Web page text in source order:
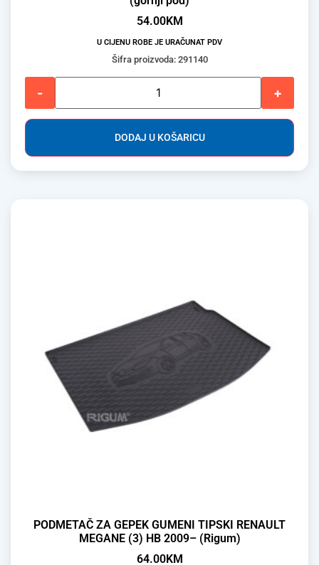
54.00KM
U CIJENU ROBE JE URAČUNAT PDV
Šifra proizvoda: 291140
- +
DODAJ U KOŠARICU
PODMETAČ ZA GEPEK GUMENI TIPSKI RENAULT
MEGANE (3) HB 2009– (Rigum)
64.00KM